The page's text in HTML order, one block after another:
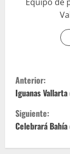
S
i
g
Anterior:
Iguanas
Siguiente:
Celebrará